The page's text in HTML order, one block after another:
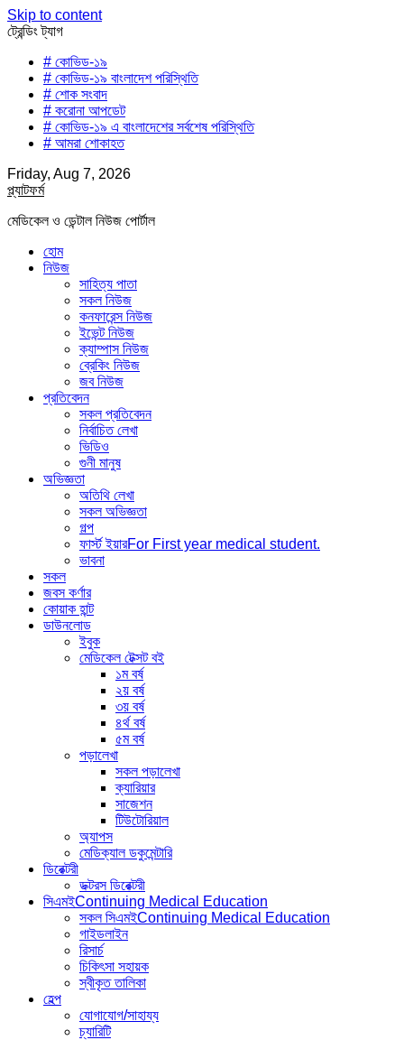
Skip to content
ট্রেন্ডিং ট্যাগ
# কোভিড-১৯
# কোভিড-১৯ বাংলাদেশ পরিস্থিতি
# শোক সংবাদ
# করোনা আপডেট
# কোভিড-১৯ এ বাংলাদেশের সর্বশেষ পরিস্থিতি
# আমরা শোকাহত
Friday, Aug 7, 2026
প্ল্যাটফর্ম
মেডিকেল ও ডেন্টাল নিউজ পোর্টাল
হোম
নিউজ
সাহিত্য পাতা
সকল নিউজ
কনফারেন্স নিউজ
ইভেন্ট নিউজ
ক্যাম্পাস নিউজ
ব্রেকিং নিউজ
জব নিউজ
প্রতিবেদন
সকল প্রতিবেদন
নির্বাচিত লেখা
ভিডিও
গুনী মানুষ
অভিজ্ঞতা
অতিথি লেখা
সকল অভিজ্ঞতা
গল্প
ফার্স্ট ইয়ারFor First year medical student.
ভাবনা
সকল
জবস কর্ণার
কোয়াক হান্ট
ডাউনলোড
ইবুক
মেডিকেল টেক্সট বই
১ম বর্ষ
২য় বর্ষ
৩য় বর্ষ
৪র্থ বর্ষ
৫ম বর্ষ
পড়ালেখা
সকল পড়ালেখা
ক্যারিয়ার
সাজেশন
টিউটোরিয়াল
অ্যাপস
মেডিক্যাল ডকুমেন্টারি
ডিরেক্টরী
ডক্টরস ডিরেক্টরী
সিএমইContinuing Medical Education
সকল সিএমইContinuing Medical Education
গাইডলাইন
রিসার্চ
চিকিৎসা সহায়ক
স্বীকৃত তালিকা
হেল্প
যোগাযোগ/সাহায্য
চ্যারিটি